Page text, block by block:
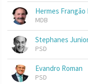
Hermes Frangão
MDB
Stephanes
PSD
Evandro Roman
PSD